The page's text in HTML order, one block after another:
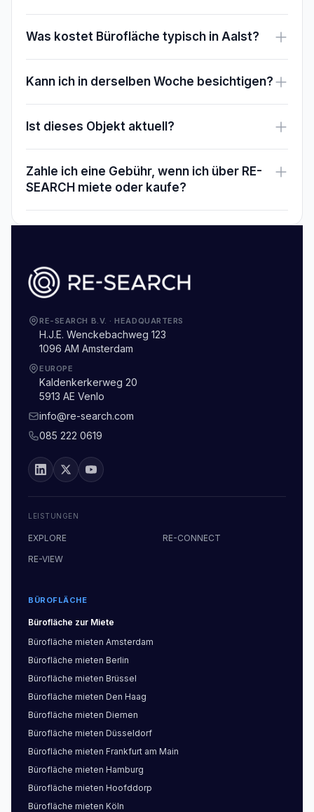
Was kostet Bürofläche typisch in Aalst?
Kann ich in derselben Woche besichtigen?
Ist dieses Objekt aktuell?
Zahle ich eine Gebühr, wenn ich über RE-
SEARCH miete oder kaufe?
RE-SEARCH B.V. ·HEADQUARTERS
H.J.E. Wenckebachweg 123
1096 AM Amsterdam
EUROPE
Kaldenkerkerweg 20
5913 AE Venlo
info@re-search.com
085 222 0619
LEISTUNGEN
EXPLORE
RE-CONNECT
RE-VIEW
BÜROFLÄCHE
Bürofläche zur Miete
Bürofläche mieten Amsterdam
Bürofläche mieten Berlin
Bürofläche mieten Brüssel
Bürofläche mieten Den Haag
Bürofläche mieten Diemen
Bürofläche mieten Düsseldorf
Bürofläche mieten Frankfurt am Main
Bürofläche mieten Hamburg
Bürofläche mieten Hoofddorp
Bürofläche mieten Köln